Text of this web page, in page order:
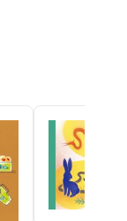
antal röster: